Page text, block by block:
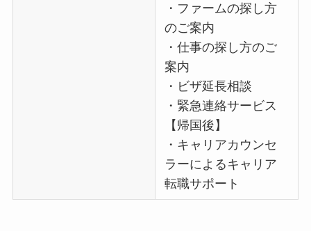
・ファームの探し方
のご案内
・仕事の探し方のご
案内
・ビザ延長相談
・緊急連絡サービス
【帰国後】
・キャリアカウンセ
ラーによるキャリア
転職サポート